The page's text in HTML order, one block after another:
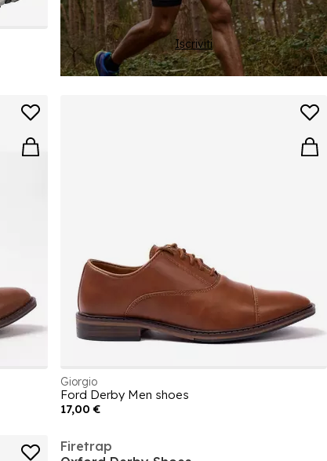
Giorgio
Ford Derby Men shoes
17,00 €
Firetrap
Iscriviti